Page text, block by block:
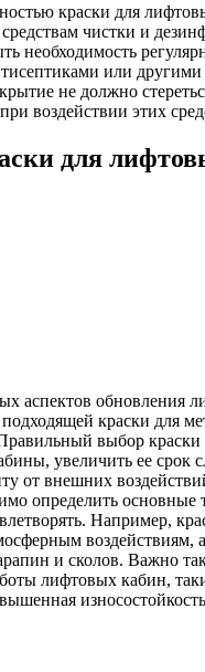
краски для
средствам чистки и
необходимость
или
не должно
воздействии этих
для
аспектов обновления
краски для
выбор
увеличить ее срок
от внешних
определить основные
Например,
воздействиям,
и сколов. Важно
лифтовых кабин,